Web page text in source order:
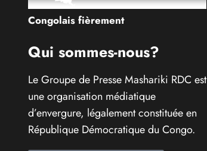
Congolais fièrement
Qui sommes-nous?
Le Groupe de Presse Mashariki RDC est
une organisation médiatique
d’envergure, légalement constituée en
République Démocratique du Congo.